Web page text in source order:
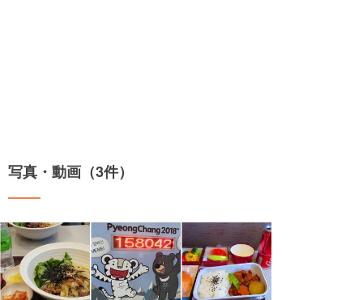
写真・動画（3件）